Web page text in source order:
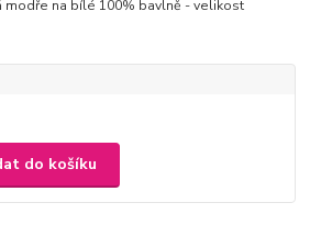
modře na bílé 100% bavlně - velikost
do košíku